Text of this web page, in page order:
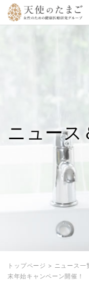
ニュース
トップページ > ニュース一
末年始キャンペーン開催！